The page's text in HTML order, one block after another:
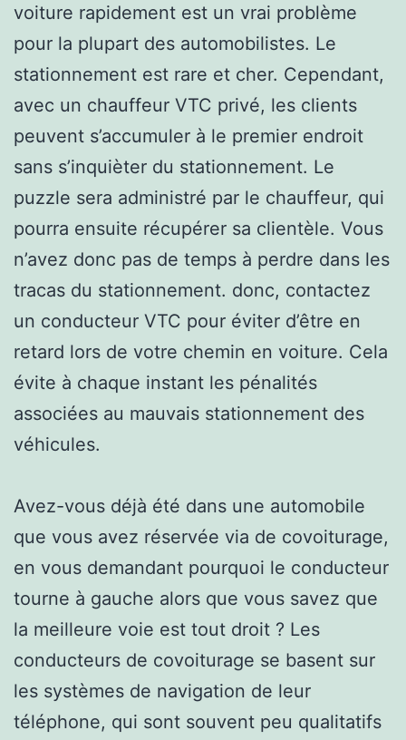
voiture rapidement est un vrai problème
pour la plupart des automobilistes. Le
stationnement est rare et cher. Cependant,
avec un chauffeur VTC privé, les clients
peuvent s’accumuler à le premier endroit
sans s’inquièter du stationnement. Le
puzzle sera administré par le chauffeur, qui
pourra ensuite récupérer sa clientèle. Vous
n’avez donc pas de temps à perdre dans les
tracas du stationnement. donc, contactez
un conducteur VTC pour éviter d’être en
retard lors de votre chemin en voiture. Cela
évite à chaque instant les pénalités
associées au mauvais stationnement des
véhicules.
Avez-vous déjà été dans une automobile
que vous avez réservée via de covoiturage,
en vous demandant pourquoi le conducteur
tourne à gauche alors que vous savez que
la meilleure voie est tout droit ? Les
conducteurs de covoiturage se basent sur
les systèmes de navigation de leur
téléphone, qui sont souvent peu qualitatifs